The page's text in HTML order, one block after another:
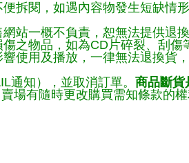
拆閱，如遇內容物發生短缺情
站一概不負責，恕無法提供退換
之物品，如為CD片碎裂、刮傷
使用及播放，一律無法退換貨
通知），並取消訂單。 商品斷貨
賣場有隨時更改購買需知條款的權